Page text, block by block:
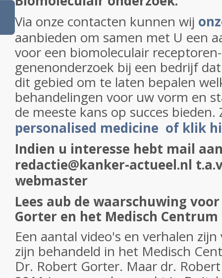
Via onze contacten kunnen wij
aanbieden om samen met U een
voor een biomoleculair
genenonderzoek bij een bedrijf
dit gebied om te laten bepalen
behandelingen voor uw vorm en
de meeste kans op succes
personalised medicine of klik
Indien u interesse hebt mail
redactie@kanker-actueel.nl
webmaster
Lees aub de waarschuwing
Gorter en het Medisch Centrum
Een aantal video's en verhalen
zijn behandeld in het Medisch
Dr. Robert Gorter. Maar dr.